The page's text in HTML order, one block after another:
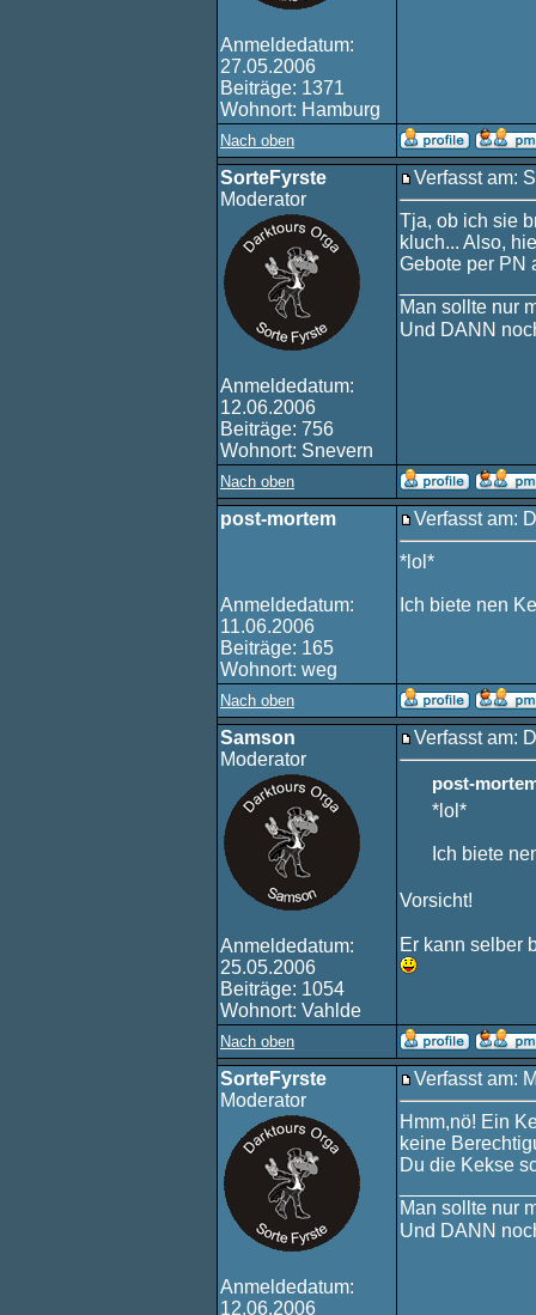
Anmeldedatum:
27.05.2006
Beiträge: 1371
Wohnort: Hamburg
Nach oben
SorteFyrste
Moderator
Anmeldedatum:
12.06.2006
Beiträge: 756
Wohnort: Snevern
Verfasst am:
Tja, ob ich sie
kluch... Also,
Gebote per PN
Man sollte nur
Und DANN
Nach oben
post-mortem
Anmeldedatum:
11.06.2006
Beiträge: 165
Wohnort: weg
Verfasst am:
*lol*
Ich biete nen
Nach oben
Samson
Moderator
Anmeldedatum:
25.05.2006
Beiträge: 1054
Wohnort: Vahlde
Verfasst am:
post-
*lol*
Ich biete
Vorsicht!
Er kann selber
Nach oben
SorteFyrste
Moderator
Anmeldedatum:
12.06.2006
Verfasst am:
Hmm,nö! Ein
keine
Du die Kekse
Man sollte nur
Und DANN